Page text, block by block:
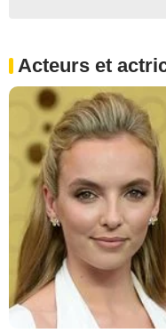
Acteurs et